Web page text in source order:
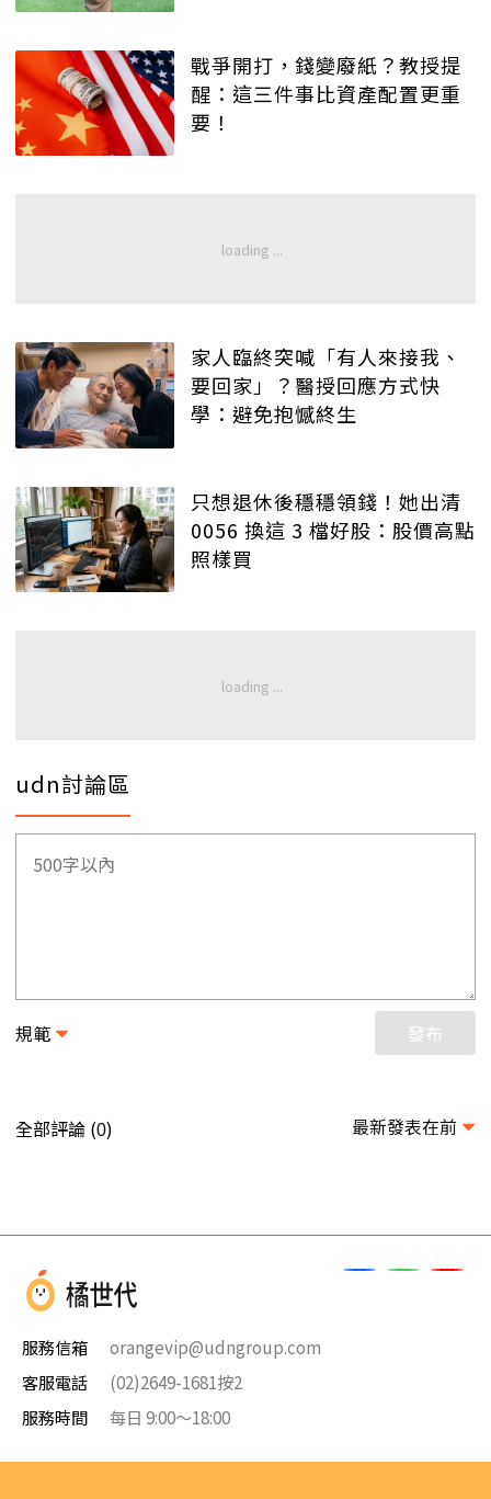
戰爭開打，錢變廢紙？教授提
醒：這三件事比資產配置更重
要！
家人臨終突喊「有人來接我、
要回家」？醫授回應方式快
學：避免抱憾終生
只想退休後穩穩領錢！她出清
0056 換這 3 檔好股：股價高點
照樣買
udn討論區
規範 發布
全部評論 (0) 最新發表在前
服務信箱
orangevip@udngroup.com
客服電話
(02)2649-1681按2
服務時間
每日 9:00～18:00